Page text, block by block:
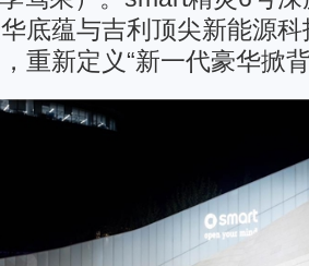
底蕴与吉利顶尖新能源
重新定义“新一代豪华掀